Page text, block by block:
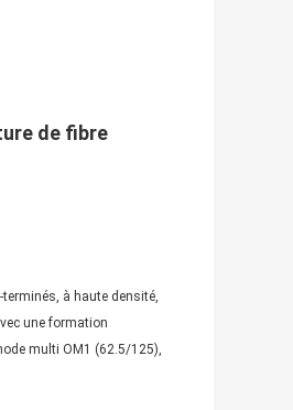
de fibre
terminés, à haute densité,
une formation
multi OM1 (62.5/125),